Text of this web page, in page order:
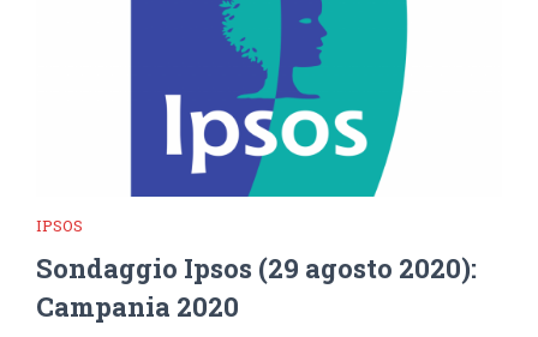
IPSOS
Sondaggio Ipsos (29 agosto 2020):
Campania 2020